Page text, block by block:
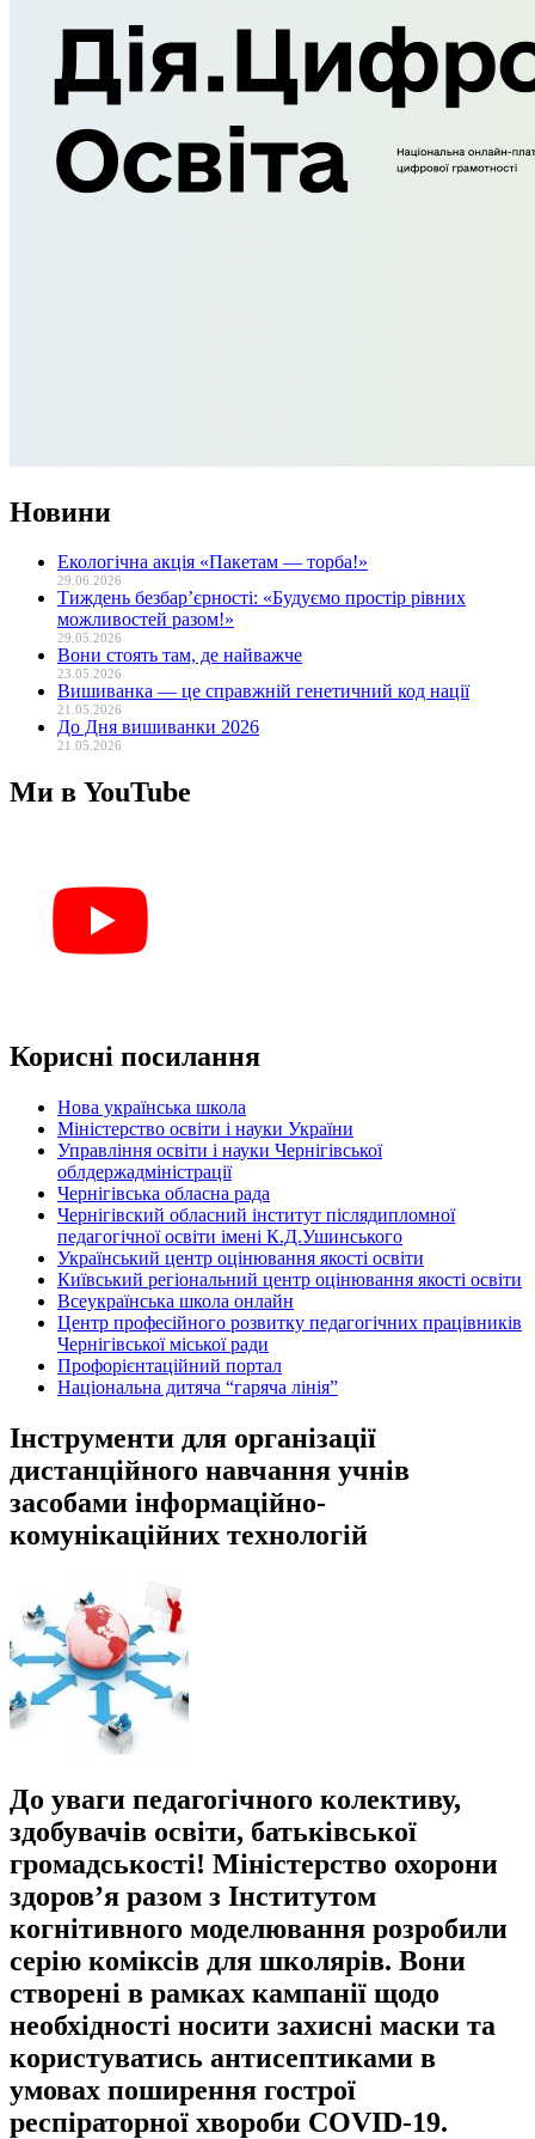
Новини
Екологічна акція «Пакетам — торба!»
29.06.2026
Тиждень безбар’єрності: «Будуємо простір рівних
можливостей разом!»
29.05.2026
Вони стоять там, де найважче
23.05.2026
Вишиванка — це справжній генетичний код нації
21.05.2026
До Дня вишиванки 2026
21.05.2026
Ми в YouTube
Корисні посилання
Нова українська школа
Міністерство освіти і науки України
Управління освіти і науки Чернігівської
облдержадміністрації
Чернігівська обласна рада
Чернігівский обласний інститут післядипломної
педагогічної освіти імені К.Д.Ушинського
Український центр оцінювання якості освіти
Київський регіональний центр оцінювання якості освіти
Всеукраїнська школа онлайн
Центр професійного розвитку педагогічних працівників
Чернігівської міської ради
Профорієнтаційний портал
Національна дитяча “гаряча лінія”
Інструменти для організації
дистанційного навчання учнів
засобами інформаційно-
комунікаційних технологій
До уваги педагогічного колективу,
здобувачів освіти, батьківської
громадськості! Міністерство охорони
здоров’я разом з Інститутом
когнітивного моделювання розробили
серію коміксів для школярів. Вони
створені в рамках кампанії щодо
необхідності носити захисні маски та
користуватись антисептиками в
умовах поширення гострої
респіраторної хвороби COVID-19.